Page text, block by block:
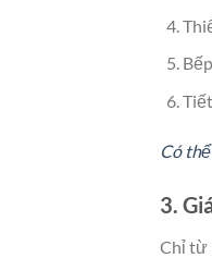
Có
3.
Chỉ từ